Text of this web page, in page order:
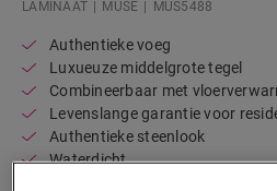
LAMINAAT MUSE MUS5488
Authentieke voeg
Luxueuze middelgrote tegel
Combineerbaar met
Levenslange garantie voor
Authentieke steenlook
Waterdicht